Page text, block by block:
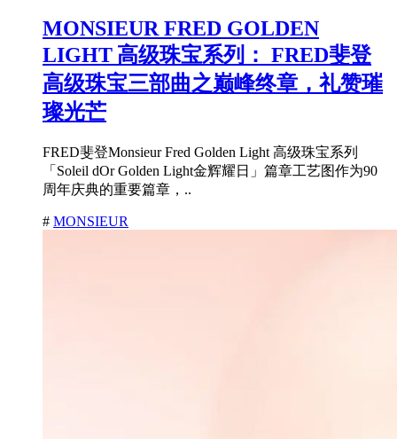
MONSIEUR FRED GOLDEN
LIGHT 高级珠宝系列： FRED斐登
高级珠宝三部曲之巅峰终章，礼赞璀
璨光芒
FRED斐登Monsieur Fred Golden Light 高级珠宝系列
「Soleil dOr Golden Light金辉耀日」篇章工艺图作为90
周年庆典的重要篇章，..
# MONSIEUR